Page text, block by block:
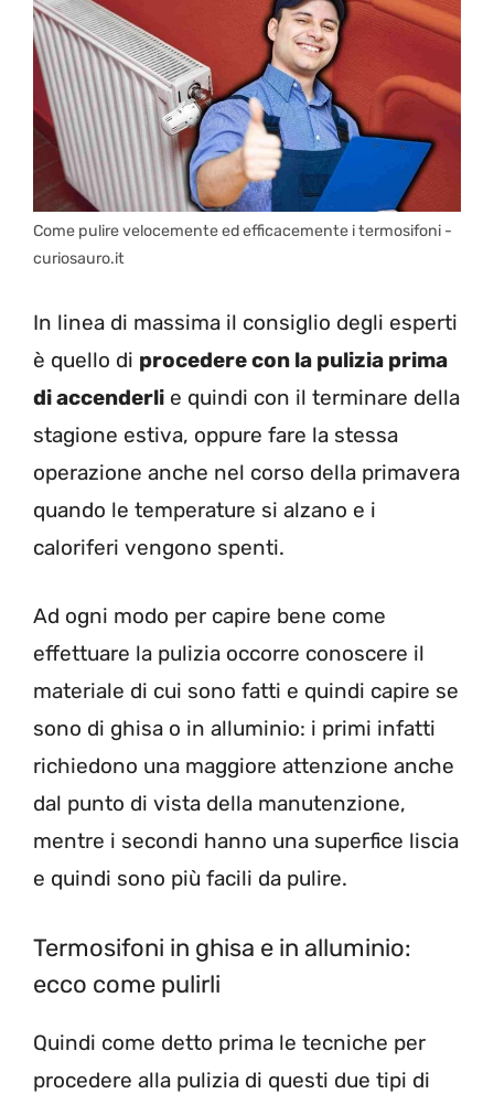
Come pulire velocemente ed efficacemente i termosifoni -
curiosauro.it
In linea di massima il consiglio degli esperti
è quello di procedere con la pulizia prima
di accenderli e quindi con il terminare della
stagione estiva, oppure fare la stessa
operazione anche nel corso della primavera
quando le temperature si alzano e i
caloriferi vengono spenti.
Ad ogni modo per capire bene come
effettuare la pulizia occorre conoscere il
materiale di cui sono fatti e quindi capire se
sono di ghisa o in alluminio: i primi infatti
richiedono una maggiore attenzione anche
dal punto di vista della manutenzione,
mentre i secondi hanno una superfice liscia
e quindi sono più facili da pulire.
Termosifoni in ghisa e in alluminio:
ecco come pulirli
Quindi come detto prima le tecniche per
procedere alla pulizia di questi due tipi di